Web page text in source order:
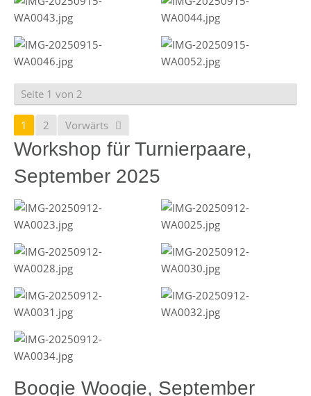
Seite 1 von 2
1 2 Vorwärts
Workshop für Turnierpaare,
September 2025
Boogie Woogie, September